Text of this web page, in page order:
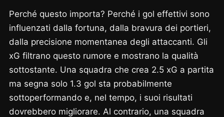
Perché questo importa? Perché i gol effettivi sono
influenzati dalla fortuna, dalla bravura dei portieri,
dalla precisione momentanea degli attaccanti. Gli
xG filtrano questo rumore e mostrano la qualità
sottostante. Una squadra che crea 2.5 xG a partita
ma segna solo 1.3 gol sta probabilmente
sottoperformando e, nel tempo, i suoi risultati
dovrebbero migliorare. Al contrario, una squadra